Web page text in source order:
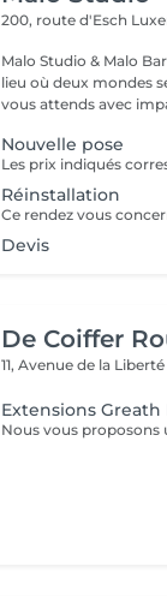
200, route d'Esch
Malo Studio & Malo
lieu où deux mondes
vous attends avec
Nouvelle pose
Réinstallation
Devis
De Coiffer
11, Avenue de la
Extensions